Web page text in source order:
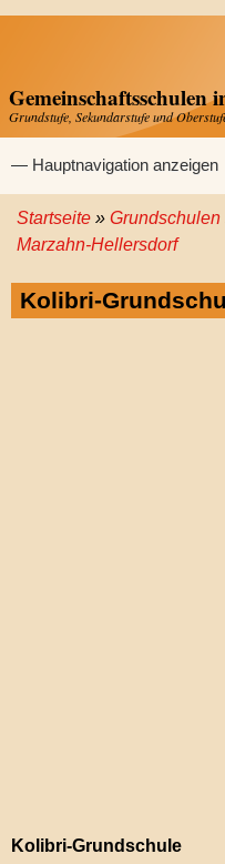
Gemeinschaftsschulen
Grundstufe, Sekundarstufe und
Hauptnavigation
— Hauptnavigation anzeigen
Startseite
Gemeinschaftsschulen
Grundschulen
Sekundarschulen
Gymnasien
Pfadnavigation
Startseite Grundschulen
Marzahn-Hellersdorf
Kolibri-
Kolibri-Grundschule